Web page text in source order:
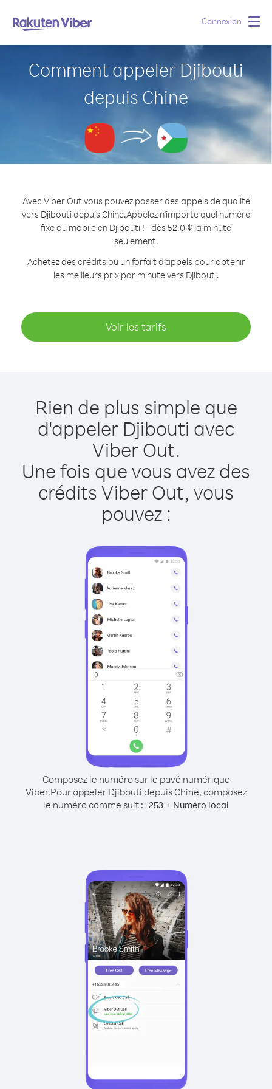
Connexion
Comment appeler Djibouti
depuis Chine
Avec Viber Out vous pouvez passer des appels de qualité
vers Djibouti depuis Chine.Appelez n'importe quel numéro
fixe ou mobile en Djibouti ! - dès 52.0 ¢ la minute
seulement.
Achetez des crédits ou un forfait d’appels pour obtenir
les meilleurs prix par minute vers Djibouti.
Voir les tarifs
Rien de plus simple que
d'appeler Djibouti avec
Viber Out.
Une fois que vous avez des
crédits Viber Out, vous
pouvez :
Composez le numéro sur le pavé numérique
Viber.Pour appeler Djibouti depuis Chine, composez
le numéro comme suit :+253 + Numéro local